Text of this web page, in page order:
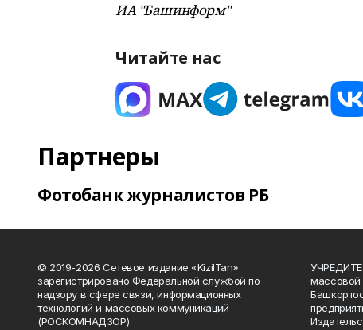
ИА "Башинформ"
Читайте нас
Партнеры
Фотобанк журналистов РБ
© 2019-2026 Сетевое издание «KizilTan»
зарегистрировано Федеральной службой по
надзору в сфере связи, информационных
технологий и массовых коммуникаций
(РОСКОМНАДЗОР)
массовой